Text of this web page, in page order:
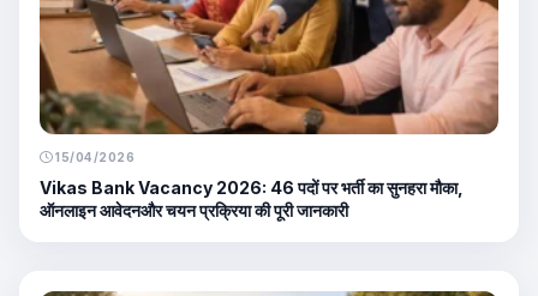
15/04/2026
Vikas Bank Vacancy 2026: 46 पदों पर भर्ती का सुनहरा मौका,
ऑनलाइन आवेदनऔर चयन प्रक्रिया की पूरी जानकारी